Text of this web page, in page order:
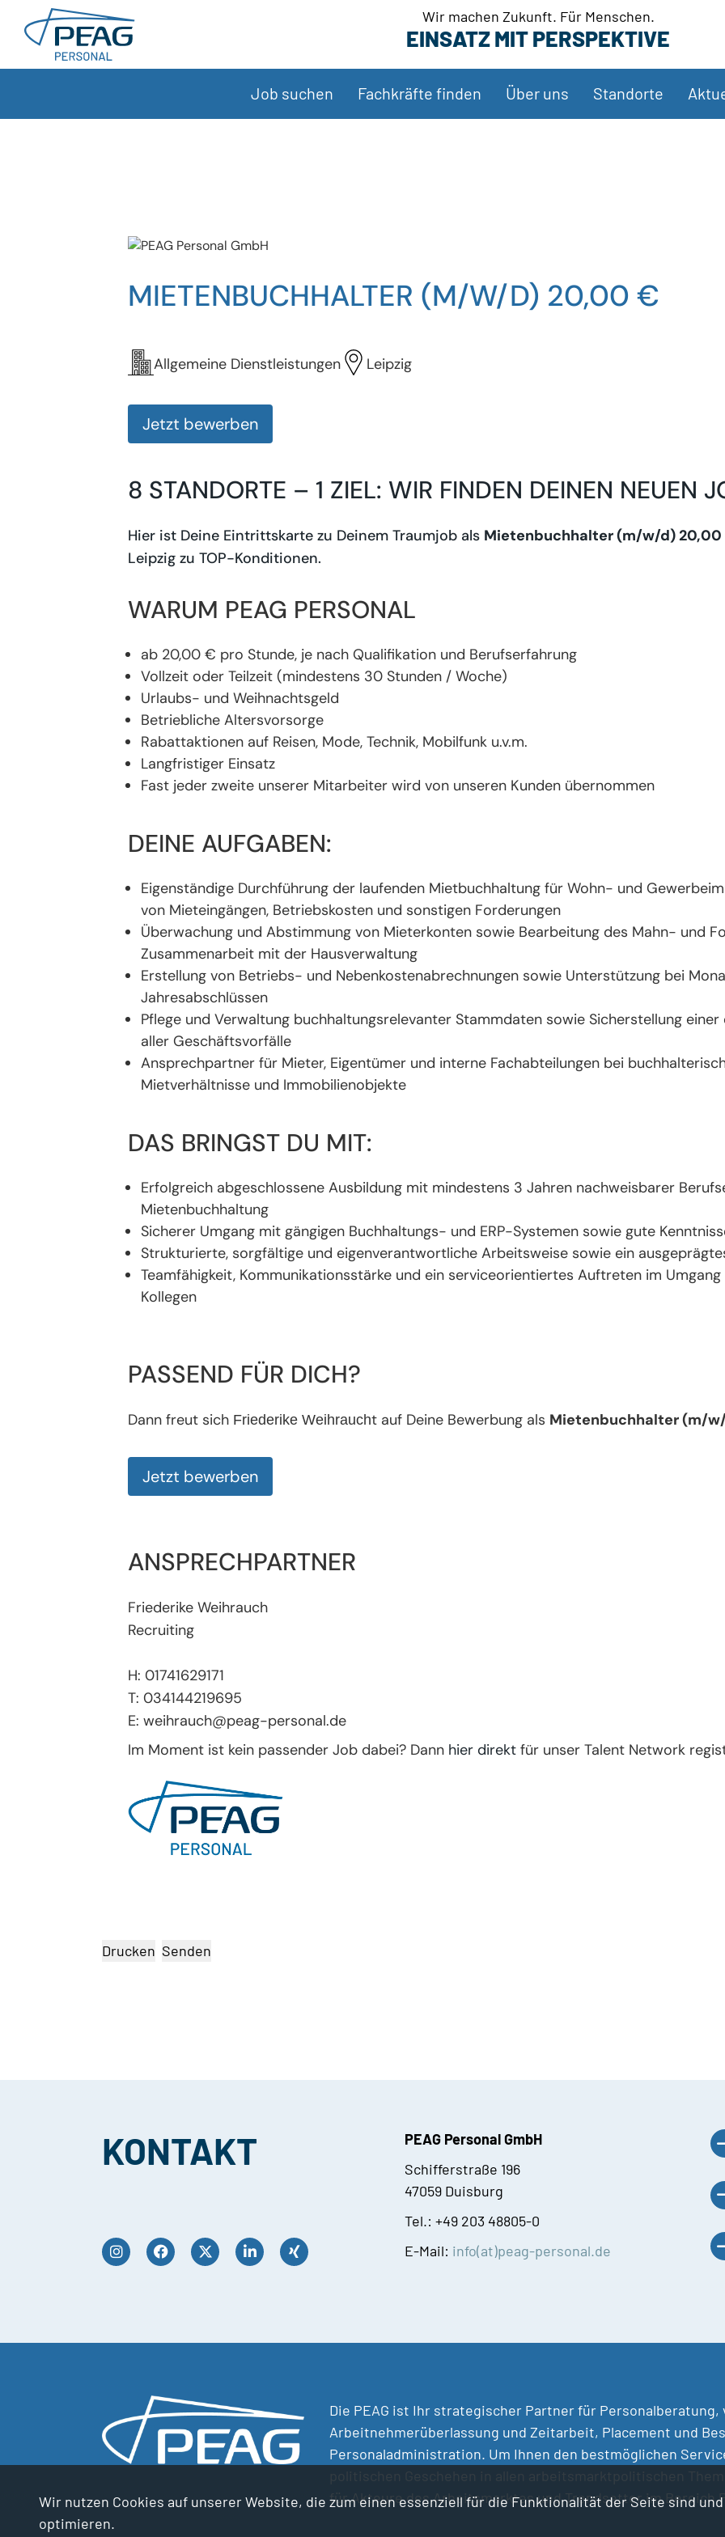
Direkt zu den Inhalten springen Wir machen Zukunft. Für Menschen.
EINSATZ MIT PERSPEKTIVE
Job suchen Fachkräfte finden Über uns Standorte
MIETENBUCHHALTER (M/W/D) 20,00 €
Allgemeine Dienstleistungen Leipzig
Jetzt bewerben
8 STANDORTE – 1 ZIEL: WIR FINDEN DEINEN NEUEN
Hier ist Deine Eintrittskarte zu Deinem Traumjob als Mietenbuchhalter (m/w/d)
Leipzig zu TOP-Konditionen.
WARUM PEAG PERSONAL
ab 20,00 € pro Stunde, je nach Qualifikation und Berufserfahrung
Vollzeit oder Teilzeit (mindestens 30 Stunden / Woche)
Urlaubs- und Weihnachtsgeld
Betriebliche Altersvorsorge
Rabattaktionen auf Reisen, Mode, Technik, Mobilfunk u.v.m.
Langfristiger Einsatz
Fast jeder zweite unserer Mitarbeiter wird von unseren Kunden übernommen
DEINE AUFGABEN:
Eigenständige Durchführung der laufenden Mietbuchhaltung für Wohn- und
von Mieteingängen, Betriebskosten und sonstigen Forderungen
Überwachung und Abstimmung von Mieterkonten sowie Bearbeitung des Mahn- und
Zusammenarbeit mit der Hausverwaltung
Erstellung von Betriebs- und Nebenkostenabrechnungen sowie Unterstützung bei
Jahresabschlüssen
Pflege und Verwaltung buchhaltungsrelevanter Stammdaten sowie Sicherstellung
aller Geschäftsvorfälle
Ansprechpartner für Mieter, Eigentümer und interne Fachabteilungen bei
Mietverhältnisse und Immobilienobjekte
DAS BRINGST DU MIT:
Erfolgreich abgeschlossene Ausbildung mit mindestens 3 Jahren nachweisbarer
Mietenbuchhaltung
Sicherer Umgang mit gängigen Buchhaltungs- und ERP-Systemen sowie gute
Strukturierte, sorgfältige und eigenverantwortliche Arbeitsweise sowie ein
Teamfähigkeit, Kommunikationsstärke und ein serviceorientiertes Auftreten im
Kollegen
PASSEND FÜR DICH?
Dann freut sich Friederike Weihraucht auf Deine Bewerbung als Mietenbuchhalter (m/
Jetzt bewerben
ANSPRECHPARTNER
Friederike Weihrauch
Recruiting
H: 01741629171
T: 034144219695
E: weihrauch@peag-personal.de
Im Moment ist kein passender Job dabei? Dann hier direkt für unser Talent Network
Drucken Senden
KONTAKT
PEAG Personal GmbH
Schifferstraße 196
47059 Duisburg
Tel.: +49 203 48805-0
E-Mail: info(at)peag-personal.de
Die PEAG ist Ihr strategischer Partner für
Arbeitnehmerüberlassung und Zeitarbeit, Placement und
Personaladministration. Um Ihnen den bestmöglichen
für Akteure des Arbeitsmarktes und Trendsetter im Bereich
Wir nutzen Cookies auf unserer Website, die zum einen essenziell für die Funktionalität der Seite sind
optimieren.